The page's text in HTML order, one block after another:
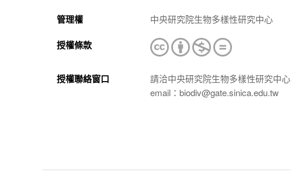
管理權 中央研究院生物多樣性研究中心
授權條款
授權聯絡窗口
請洽中央研究院生物多樣性研究中心
email：biodiv@gate.sinica.edu.tw